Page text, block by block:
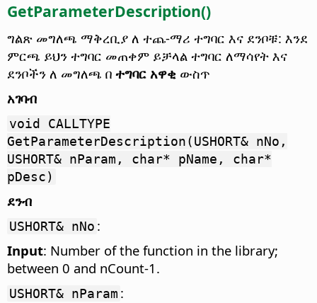
GetParameterDescription()
ግልጽ መግለጫ ማቅረቢያ ለ ተጨ-ማሪ ተግባር እና ደንቦቹ: እንደ
ምርጫ ይህን ተግባር መጠቀም ይቻላል ተግባር ለማሳየት እና
ደንቦችን ለ መግለጫ በ ተግባር አዋቂ ውስጥ
አገባብ
void CALLTYPE
GetParameterDescription(USHORT& nNo,
USHORT& nParam, char* pName, char*
pDesc)
ደንብ
USHORT& nNo :
Input: Number of the function in the library;
between 0 and nCount-1.
USHORT& nParam :